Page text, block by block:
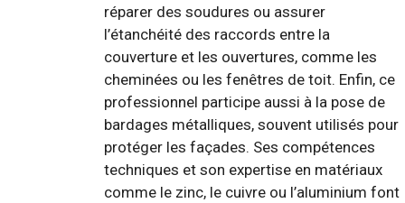
réparer des soudures ou assurer
l’étanchéité des raccords entre la
couverture et les ouvertures, comme les
cheminées ou les fenêtres de toit. Enfin, ce
professionnel participe aussi à la pose de
bardages métalliques, souvent utilisés pour
protéger les façades. Ses compétences
techniques et son expertise en matériaux
comme le zinc, le cuivre ou l’aluminium font